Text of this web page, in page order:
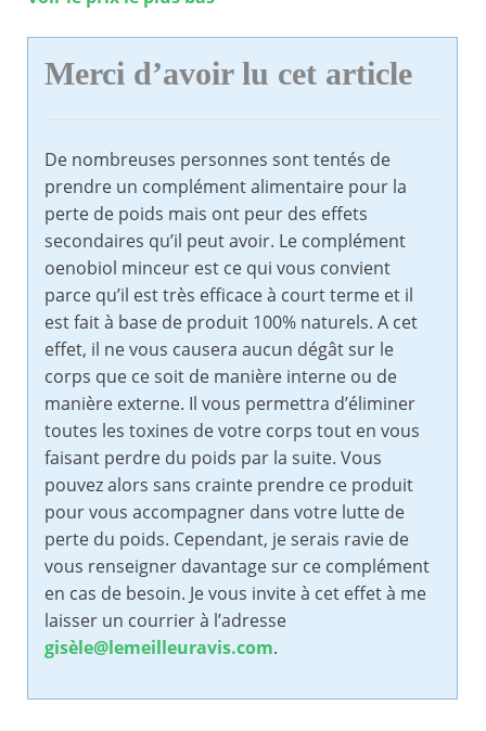
Merci d’avoir lu cet article
De nombreuses personnes sont tentés de
prendre un complément alimentaire pour la
perte de poids mais ont peur des effets
secondaires qu’il peut avoir. Le complément
oenobiol minceur est ce qui vous convient
parce qu’il est très efficace à court terme et il
est fait à base de produit 100% naturels. A cet
effet, il ne vous causera aucun dégât sur le
corps que ce soit de manière interne ou de
manière externe. Il vous permettra d’éliminer
toutes les toxines de votre corps tout en vous
faisant perdre du poids par la suite. Vous
pouvez alors sans crainte prendre ce produit
pour vous accompagner dans votre lutte de
perte du poids. Cependant, je serais ravie de
vous renseigner davantage sur ce complément
en cas de besoin. Je vous invite à cet effet à me
laisser un courrier à l’adresse
gisèle@lemeilleuravis.com.